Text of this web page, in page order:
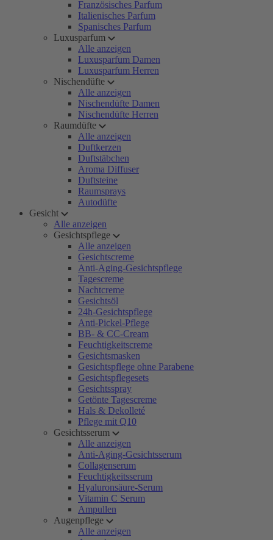
Französisches Parfum
Italienisches Parfum
Spanisches Parfum
Luxusparfum
Alle anzeigen
Luxusparfum Damen
Luxusparfum Herren
Nischendüfte
Alle anzeigen
Nischendüfte Damen
Nischendüfte Herren
Raumdüfte
Alle anzeigen
Duftkerzen
Duftstäbchen
Aroma Diffuser
Duftsteine
Raumsprays
Autodüfte
Gesicht
Alle anzeigen
Gesichtspflege
Alle anzeigen
Gesichtscreme
Anti-Aging-Gesichtspflege
Tagescreme
Nachtcreme
Gesichtsöl
24h-Gesichtspflege
Anti-Pickel-Pflege
BB- & CC-Cream
Feuchtigkeitscreme
Gesichtsmasken
Gesichtspflege ohne Parabene
Gesichtspflegesets
Gesichtsspray
Getönte Tagescreme
Hals & Dekolleté
Pflege mit Q10
Gesichtsserum
Alle anzeigen
Anti-Aging-Gesichtsserum
Collagenserum
Feuchtigkeitsserum
Hyaluronsäure-Serum
Vitamin C Serum
Ampullen
Augenpflege
Alle anzeigen